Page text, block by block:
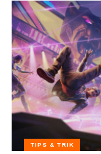
TIPS & TRIK